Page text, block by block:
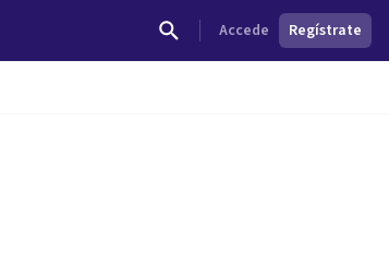
Accede Regístrate